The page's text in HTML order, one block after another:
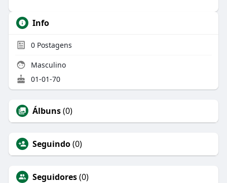
Info
0Postagens
Masculino
01-01-70
Álbuns(0)
Seguindo(0)
Seguidores(0)